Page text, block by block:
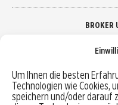
Um Ihnen die besten
Technologien wie Cookies,
speichern und/oder darauf
BROKER
Robo-Advisor vergleichen